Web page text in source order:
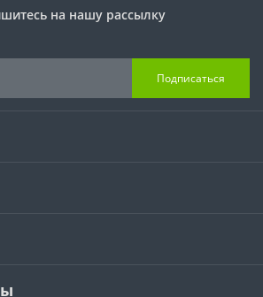
на нашу рассылку
Подписаться